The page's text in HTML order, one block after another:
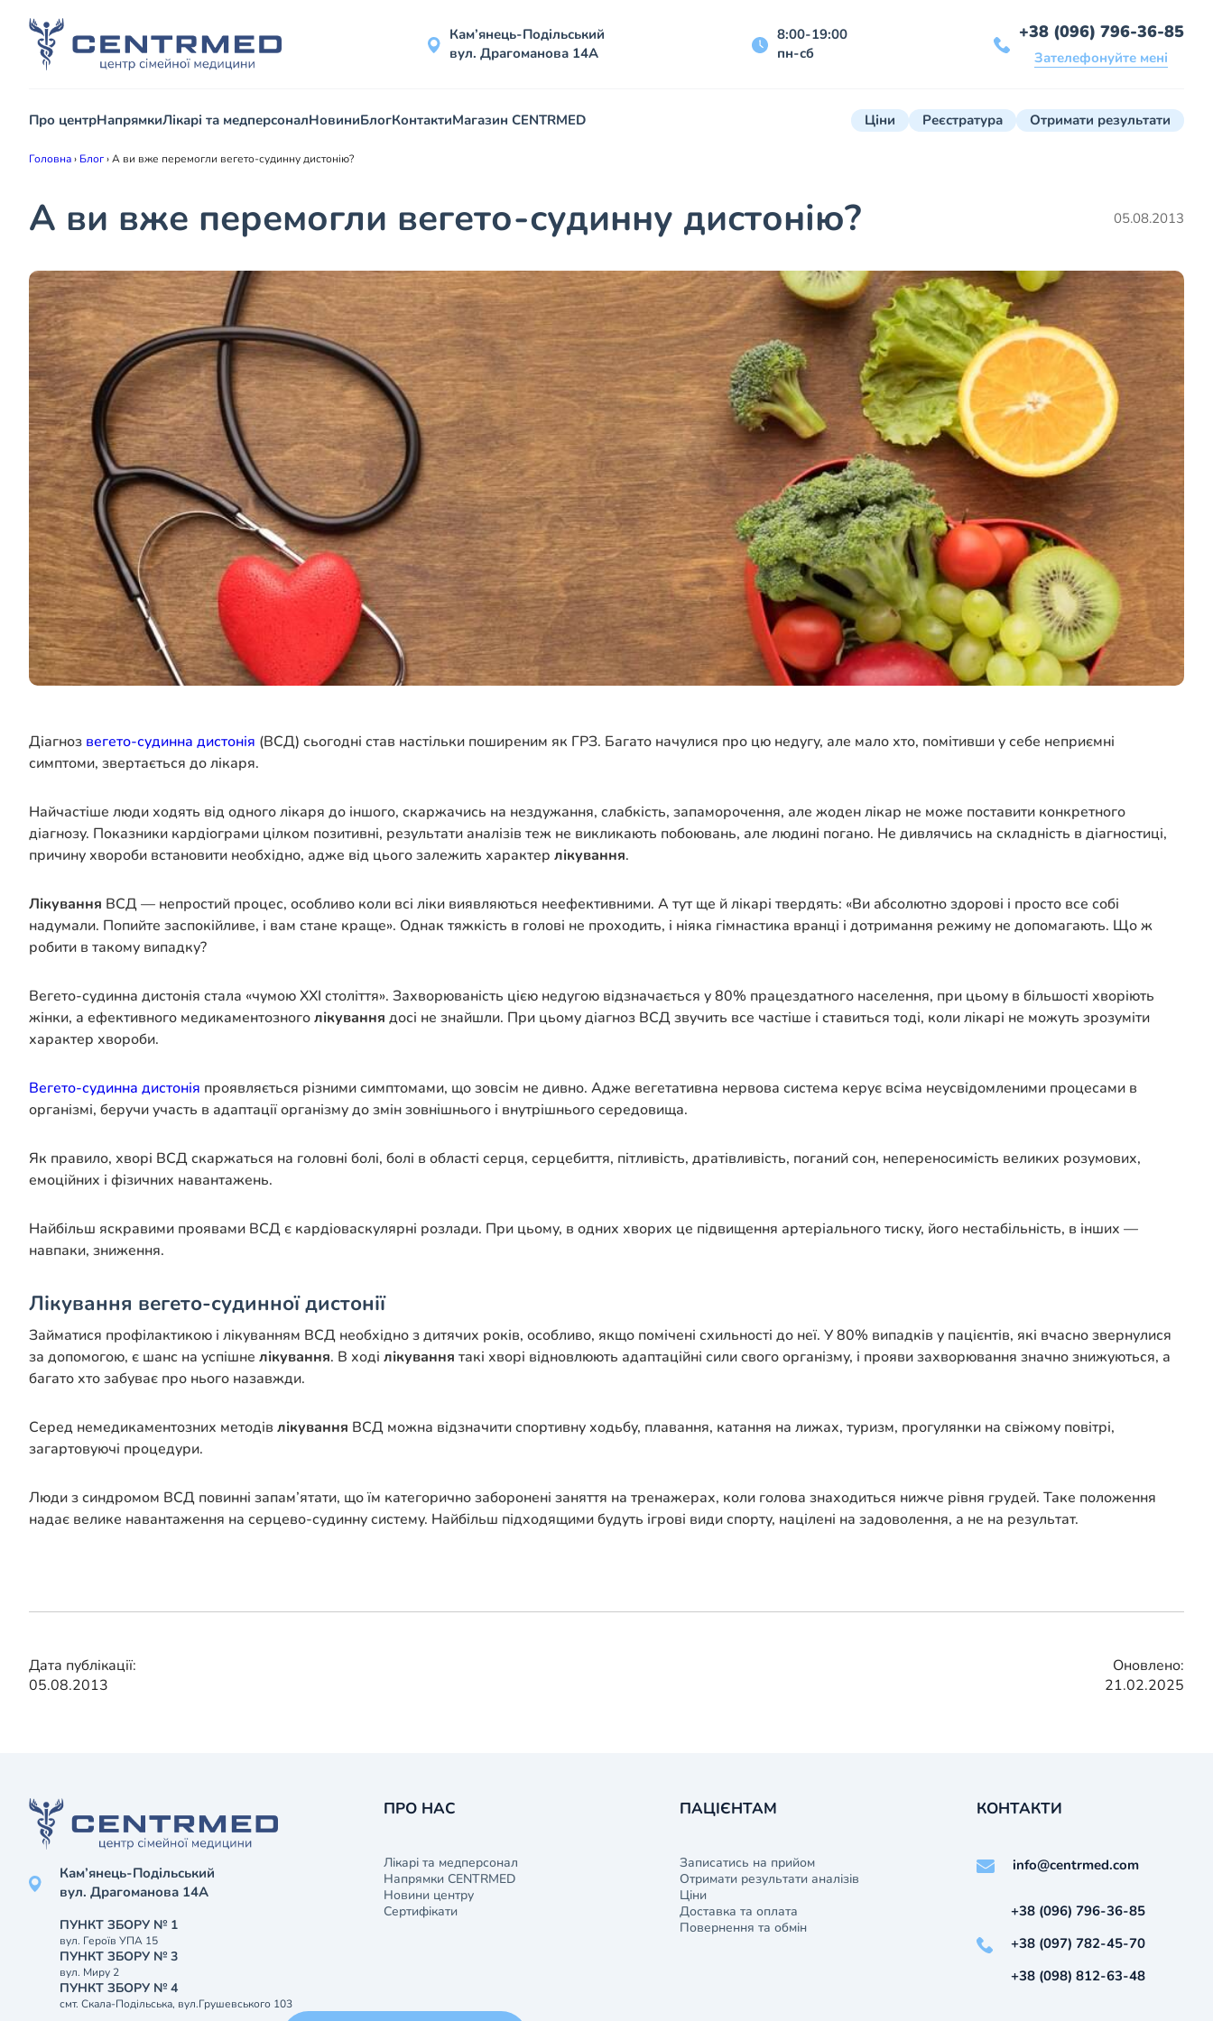
Кам’янець-Подільський
вул. Драгоманова 14А
8:00-19:00
пн-сб
+38 (096) 796-36-85
Зателефонуйте мені
Про центрНапрямкиЛікарі та медперсоналНовиниБлогКонтактиМагазин CENTRMED Ціни Реєстратура Отримати результати
Головна› Блог›А ви вже перемогли вегето-судинну дистонію?
А ви вже перемогли вегето-судинну дистонію? 05.08.2013
Діагноз вегето-судинна дистонія (ВСД) сьогодні став настільки поширеним як ГРЗ. Багато начулися про цю недугу, але мало хто, помітивши у себе неприємні
симптоми, звертається до лікаря.
Найчастіше люди ходять від одного лікаря до іншого, скаржачись на нездужання, слабкість, запаморочення, але жоден лікар не може поставити конкретного
діагнозу. Показники кардіограми цілком позитивні, результати аналізів теж не викликають побоювань, але людині погано. Не дивлячись на складність в діагностиці,
причину хвороби встановити необхідно, адже від цього залежить характер лікування.
Лікування ВСД — непростий процес, особливо коли всі ліки виявляються неефективними. А тут ще й лікарі твердять: «Ви абсолютно здорові і просто все собі
надумали. Попийте заспокійливе, і вам стане краще». Однак тяжкість в голові не проходить, і ніяка гімнастика вранці і дотримання режиму не допомагають. Що ж
робити в такому випадку?
Вегето-судинна дистонія стала «чумою XXI століття». Захворюваність цією недугою відзначається у 80% працездатного населення, при цьому в більшості хворіють
жінки, а ефективного медикаментозноголікування досі не знайшли. При цьому діагноз ВСД звучить все частіше і ставиться тоді, коли лікарі не можуть зрозуміти
характер хвороби.
Вегето-судинна дистонія проявляється різними симптомами, що зовсім не дивно. Адже вегетативна нервова система керує всіма неусвідомленими процесами в
організмі, беручи участь в адаптації організму до змін зовнішнього і внутрішнього середовища.
Як правило, хворі ВСД скаржаться на головні болі, болі в області серця, серцебиття, пітливість, дратівливість, поганий сон, непереносимість великих розумових,
емоційних і фізичних навантажень.
Найбільш яскравими проявами ВСД є кардіоваскулярні розлади. При цьому, в одних хворих це підвищення артеріального тиску, його нестабільність, в інших —
навпаки, зниження.
Лікування вегето-судинної дистонії
Займатися профілактикою і лікуванням ВСД необхідно з дитячих років, особливо, якщо помічені схильності до неї. У 80% випадків у пацієнтів, які вчасно звернулися
за допомогою, є шанс на успішне лікування. В ході лікування такі хворі відновлюють адаптаційні сили свого організму, і прояви захворювання значно знижуються, а
багато хто забуває про нього назавжди.
Серед немедикаментозних методів лікування ВСД можна відзначити спортивну ходьбу, плавання, катання на лижах, туризм, прогулянки на свіжому повітрі,
загартовуючі процедури.
Люди з синдромом ВСД повинні запам’ятати, що їм категорично заборонені заняття на тренажерах, коли голова знаходиться нижче рівня грудей. Таке положення
надає велике навантаження на серцево-судинну систему. Найбільш підходящими будуть ігрові види спорту, націлені на задоволення, а не на результат.
Дата публікації:
05.08.2013
Оновлено:
21.02.2025
Кам’янець-Подільський
вул. Драгоманова 14А
ПУНКТ ЗБОРУ № 1
вул. Героїв УПА 15
ПУНКТ ЗБОРУ № 3
вул. Миру 2
ПУНКТ ЗБОРУ № 4
смт. Скала-Подільська, вул.Грушевського 103
ПРО НАС
Лікарі та медперсонал
Напрямки CENTRMED
Новини центру
Сертифікати
ПАЦІЄНТАМ
Записатись на прийом
Отримати результати аналізів
Ціни
Доставка та оплата
Повернення та обмін
КОНТАКТИ
info@centrmed.com
+38 (096) 796-36-85
+38 (097) 782-45-70
+38 (098) 812-63-48